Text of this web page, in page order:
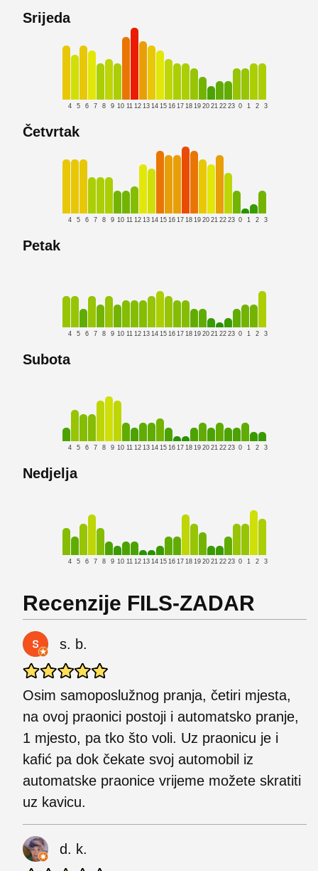
Srijeda
4 5 6 7 8 9 10 11 12 13 14 15 16 17 18 19 20 21 22 23 0 1 2 3
Četvrtak
4 5 6 7 8 9 10 11 12 13 14 15 16 17 18 19 20 21 22 23 0 1 2 3
Petak
4 5 6 7 8 9 10 11 12 13 14 15 16 17 18 19 20 21 22 23 0 1 2 3
Subota
4 5 6 7 8 9 10 11 12 13 14 15 16 17 18 19 20 21 22 23 0 1 2 3
Nedjelja
4 5 6 7 8 9 10 11 12 13 14 15 16 17 18 19 20 21 22 23 0 1 2 3
Recenzije FILS-ZADAR
s. b.
Osim samoposlužnog pranja, četiri mjesta,
na ovoj praonici postoji i automatsko pranje,
1 mjesto, pa tko što voli. Uz praonicu je i
kafić pa dok čekate svoj automobil iz
automatske praonice vrijeme možete skratiti
uz kavicu.
d. k.